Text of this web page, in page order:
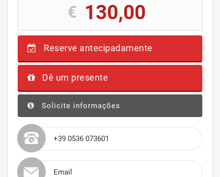
€ 130,00
Reserve antecipadamente
Dê um presente
Solicite informações
+39 0536 073601
Email